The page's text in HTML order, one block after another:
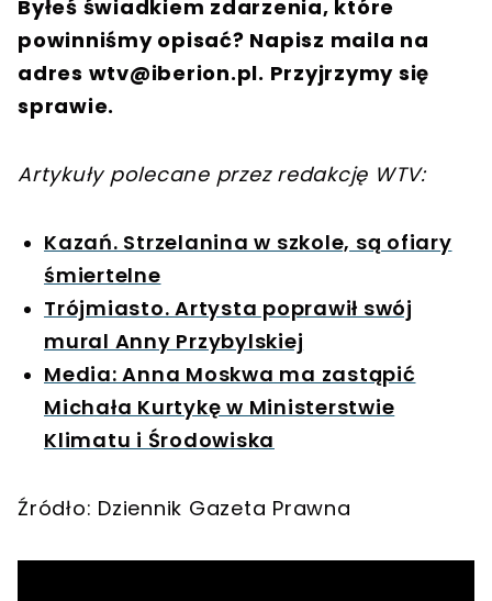
Byłeś świadkiem zdarzenia, które
powinniśmy opisać? Napisz maila na
adres wtv@iberion.pl. Przyjrzymy się
sprawie.
Artykuły polecane przez redakcję WTV:
Kazań. Strzelanina w szkole, są ofiary
śmiertelne
Trójmiasto. Artysta poprawił swój
mural Anny Przybylskiej
Media: Anna Moskwa ma zastąpić
Michała Kurtykę w Ministerstwie
Klimatu i Środowiska
Źródło: Dziennik Gazeta Prawna